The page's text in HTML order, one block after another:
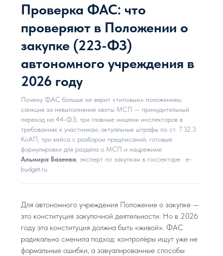
Проверка ФАС: что
проверяют в Положении о
закупке (223-ФЗ)
автономного учреждения в
2026 году
Почему ФАС больше не верит «типовым» положениям;
санкция за невыполнение квоты МСП — принудительный
переход на 44-ФЗ; три главные мишени инспекторов в
требованиях к участникам; актуальные штрафы по ст. 7.32.3
КоАП; три кейса с разбором предписаний; готовые
формулировки для раздела о МСП и нацрежиме
Альмира Базеева, эксперт по закупкам в госсекторе · e-
budget.ru
Для автономного учреждения Положение о закупке —
это конституция закупочной деятельности. Но в 2026
году эта конституция должна быть «живой». ФАС
радикально сменила подход: контролёры ищут уже не
формальные ошибки, а завуалированные способы